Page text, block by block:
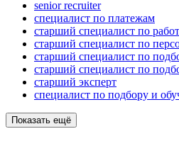
senior recruiter
специалист по платежам
старший специалист по
старший специалист по
старший специалист по
старший специалист по
старший эксперт
специалист по подбору и
Показать ещё